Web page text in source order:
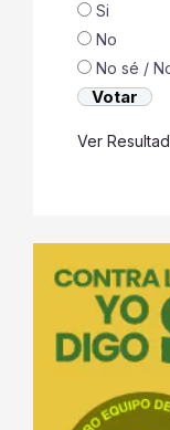
Si
No
No sé /
Ver